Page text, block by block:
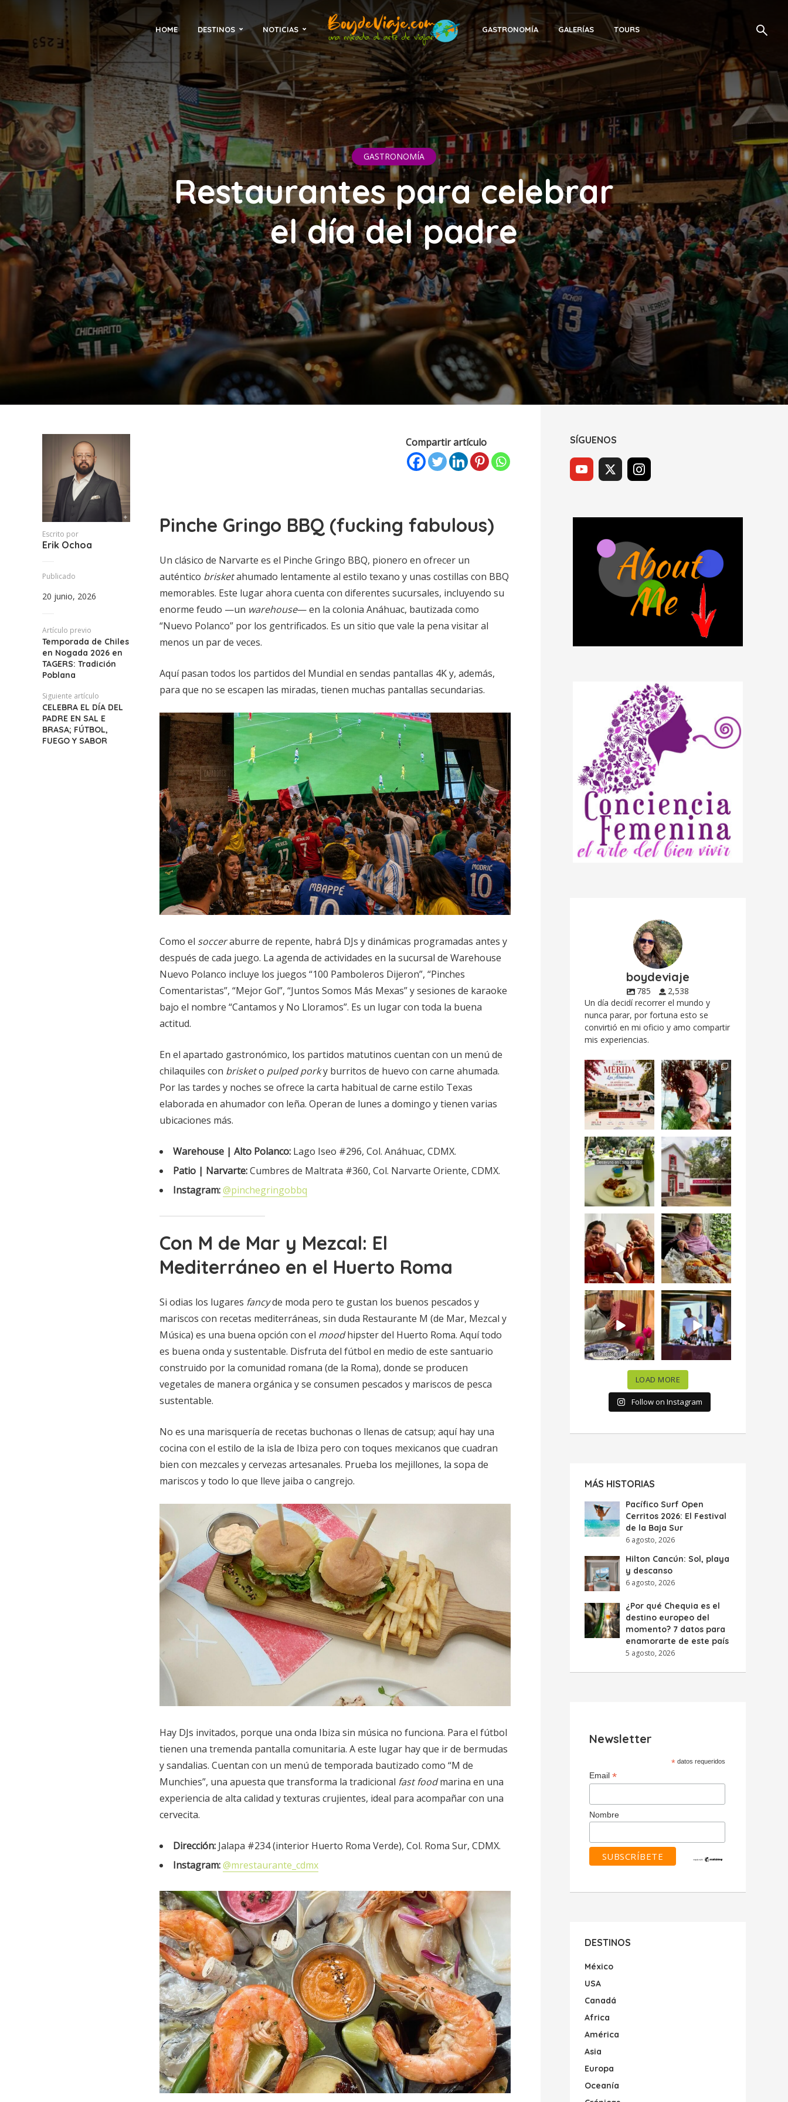
HOME DESTINOS NOTICIAS GASTRONOMÍA GALERÍAS TOURS
GASTRONOMÍA
Restaurantes para celebrar
el día del padre
Escrito por
Erik Ochoa
Publicado
20 junio, 2026
Artículo previo
Temporada de Chiles
en Nogada 2026 en
TAGERS: Tradición
Poblana
Siguiente artículo
CELEBRA EL DÍA DEL
PADRE EN SAL E
BRASA; FÚTBOL,
FUEGO Y SABOR
Compartir artículo
Pinche Gringo BBQ (fucking fabulous)
Un clásico de Narvarte es el Pinche Gringo BBQ, pionero en ofrecer un
auténtico brisketahumado lentamente al estilo texano y unas costillas con BBQ
memorables. Este lugar ahora cuenta con diferentes sucursales, incluyendo su
enorme feudo —un warehouse— en la colonia Anáhuac, bautizada como
“Nuevo Polanco” por los gentrificados. Es un sitio que vale la pena visitar al
menos un par de veces.
Aquí pasan todos los partidos del Mundial en sendas pantallas 4K y, además,
para que no se escapen las miradas, tienen muchas pantallas secundarias.
Como el socceraburre de repente, habrá DJs y dinámicas programadas antes y
después de cada juego. La agenda de actividades en la sucursal de Warehouse
Nuevo Polanco incluye los juegos “100 Pamboleros Dijeron”, “Pinches
Comentaristas”, “Mejor Gol”, “Juntos Somos Más Mexas” y sesiones de karaoke
bajo el nombre “Cantamos y No Lloramos”. Es un lugar con toda la buena
actitud.
En el apartado gastronómico, los partidos matutinos cuentan con un menú de
chilaquiles con brisketo pulped porky burritos de huevo con carne ahumada.
Por las tardes y noches se ofrece la carta habitual de carne estilo Texas
elaborada en ahumador con leña. Operan de lunes a domingo y tienen varias
ubicaciones más.
Warehouse | Alto Polanco: Lago Iseo #296, Col. Anáhuac, CDMX.
Patio | Narvarte:Cumbres de Maltrata #360, Col. Narvarte Oriente, CDMX.
Instagram:@pinchegringobbq
Con M de Mar y Mezcal: El
Mediterráneo en el Huerto Roma
Si odias los lugares fancyde moda pero te gustan los buenos pescados y
mariscos con recetas mediterráneas, sin duda Restaurante M (de Mar, Mezcal y
Música) es una buena opción con el moodhipster del Huerto Roma. Aquí todo
es buena onda y sustentable. Disfruta del fútbol en medio de este santuario
construido por la comunidad romana (de la Roma), donde se producen
vegetales de manera orgánica y se consumen pescados y mariscos de pesca
sustentable.
No es una marisquería de recetas buchonas o llenas de catsup; aquí hay una
cocina con el estilo de la isla de Ibiza pero con toques mexicanos que cuadran
bien con mezcales y cervezas artesanales. Prueba los mejillones, la sopa de
mariscos y todo lo que lleve jaiba o cangrejo.
Hay DJs invitados, porque una onda Ibiza sin música no funciona. Para el fútbol
tienen una tremenda pantalla comunitaria. A este lugar hay que ir de bermudas
y sandalias. Cuentan con un menú de temporada bautizado como “M de
Munchies”, una apuesta que transforma la tradicional fast foodmarina en una
experiencia de alta calidad y texturas crujientes, ideal para acompañar con una
cervecita.
Dirección: Jalapa #234 (interior Huerto Roma Verde), Col. Roma Sur, CDMX.
Instagram:@mrestaurante_cdmx
SÍGUENOS
boydeviaje
785
2,538
Un día decidí recorrer el mundo y
nunca parar, por fortuna esto se
convirtió en mi oficio y amo compartir
mis experiencias.
Siempre me mueven
las causas y comer
con causa es...
12 0
Fuimos a celebrar a
mis dos #mamás
más cercanas mi...
17 0
Levantarse, escuchar
el río correr y sentir
el...
19 0
Esta
#NochedeMuseos
en la
#QuintaColorada
el...
12 0
¡Qué desayuno tan
increíble en
@LasQuinceLetras!...
28 3
Me tocó rosca de
Tagers un
restaurante de
Avenida...
50 10
“En #Mallorca
Ciudad de México
celebramos la...
63 7
#SoaunFusionMexic
o una noche única
donde España y...
10 0
LOAD MORE
Follow on Instagram
MÁS HISTORIAS
Pacífico Surf Open
Cerritos 2026: El Festival
de la Baja Sur
6 agosto, 2026
Hilton Cancún: Sol, playa
y descanso
6 agosto, 2026
¿Por qué Chequia es el
destino europeo del
momento? 7 datos para
enamorarte de este país
5 agosto, 2026
Newsletter
* datos requeridos
Email *
Nombre
DESTINOS
México
USA
Canadá
Africa
América
Asia
Europa
Oceanía